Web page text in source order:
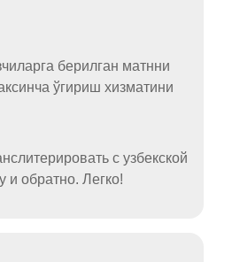
берилган матнни
ўгириш хизматини
с узбекской
и обратно. Легко!